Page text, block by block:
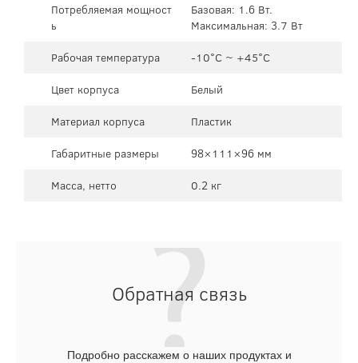
Потребляемая мощност
ь
Базовая: 1.6 Вт.
Максимальная: 3.7 Вт
Рабочая температура
-10°C ~ +45°C
Цвет корпуса
Белый
Материал корпуса
Пластик
Габаритные размеры
98×111×96 мм
Масса, нетто
0.2 кг
Обратная связь
Подробно расскажем о наших продуктах и